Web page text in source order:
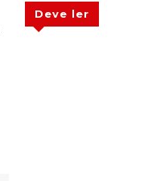
Deve ler